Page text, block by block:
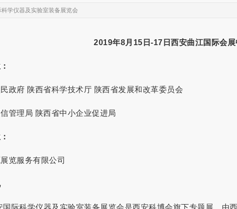
学仪器及实验室装备展览会
2019年8月 15日 -17日 西安曲江国际会
府 陕西省科学技术厅 陕西省发展和改革委员会
理局 陕西省中小企业促进局
服务有限公司
科学仪器及实验室装备展览会是西安科博会旗下专题展，由